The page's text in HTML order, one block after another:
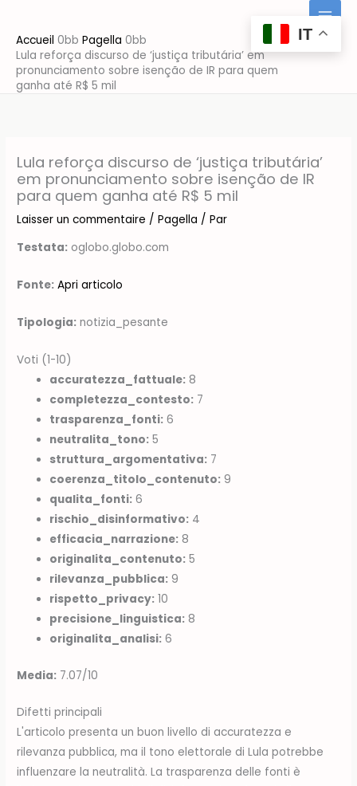
contenu
Accueil
Pagella
Lula reforça discurso de ‘justiça tributária’ em
pronunciamento sobre isenção de IR para quem
ganha até R$ 5 mil
Lula reforça discurso de ‘justiça tributária’
em pronunciamento sobre isenção de IR
para quem ganha até R$ 5 mil
Laisser un commentaire /Pagella / Par
Testata: oglobo.globo.com
Fonte: Apri articolo
Tipologia: notizia_pesante
Voti (1-10)
accuratezza_fattuale: 8
completezza_contesto: 7
trasparenza_fonti: 6
neutralita_tono: 5
struttura_argomentativa: 7
coerenza_titolo_contenuto: 9
qualita_fonti: 6
rischio_disinformativo: 4
efficacia_narrazione: 8
originalita_contenuto: 5
rilevanza_pubblica: 9
rispetto_privacy: 10
precisione_linguistica: 8
originalita_analisi: 6
Media: 7.07/10
Difetti principali
L'articolo presenta un buon livello di accuratezza e
rilevanza pubblica, ma il tono elettorale di Lula potrebbe
influenzare la neutralità. La trasparenza delle fonti è
IT